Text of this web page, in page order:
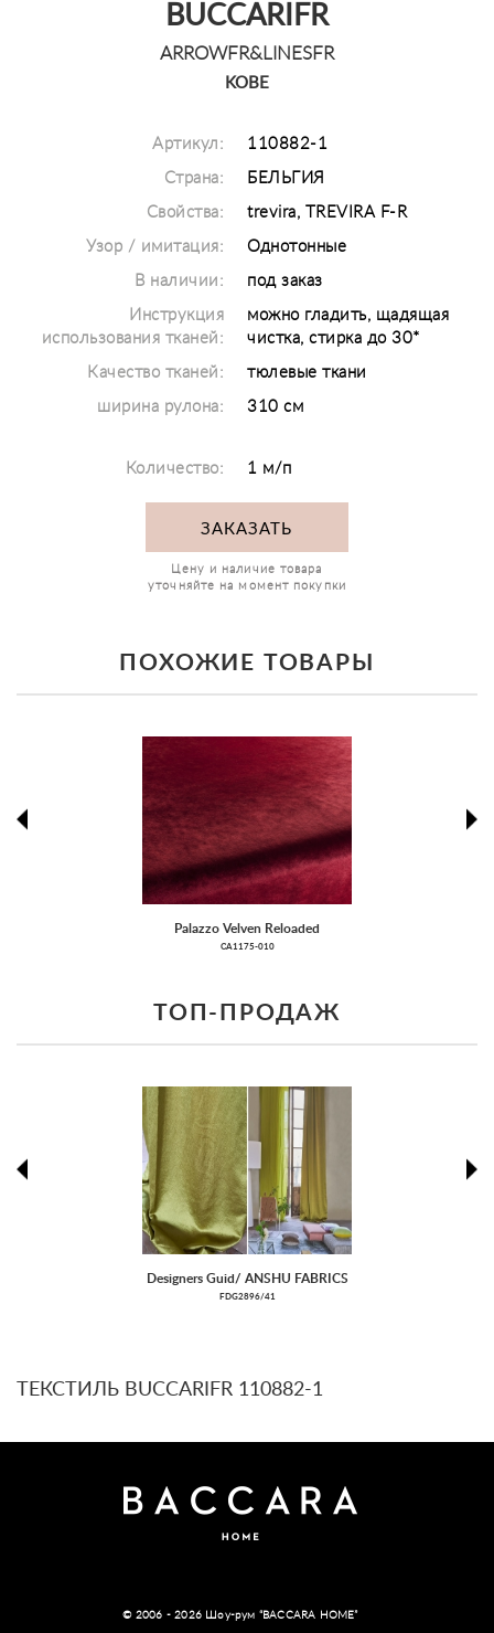
BUCCARIFR
ARROWFR&LINESFR
KOBE
Артикул: 110882-1
Страна: БЕЛЬГИЯ
Свойства: trevira, TREVIRA F-R
Узор / имитация: Однотонные
В наличии: под заказ
Инструкция
использования тканей:
можно гладить, щадящая
чистка, стирка до 30*
Качество тканей: тюлевые ткани
ширина рулона: 310 см
Количество: 1 м/п
ЗАКАЗАТЬ
Цену и наличие товара
уточняйте на момент покупки
ПОХОЖИЕ ТОВАРЫ
Palazzo Velven Reloaded
CA1175-010
ТОП-ПРОДАЖ
Designers Guid/ ANSHU FABRICS
FDG2896/41
ТЕКСТИЛЬ BUCCARIFR 110882-1
© 2006 - 2026 Шоу-рум “BACCARA HOME”